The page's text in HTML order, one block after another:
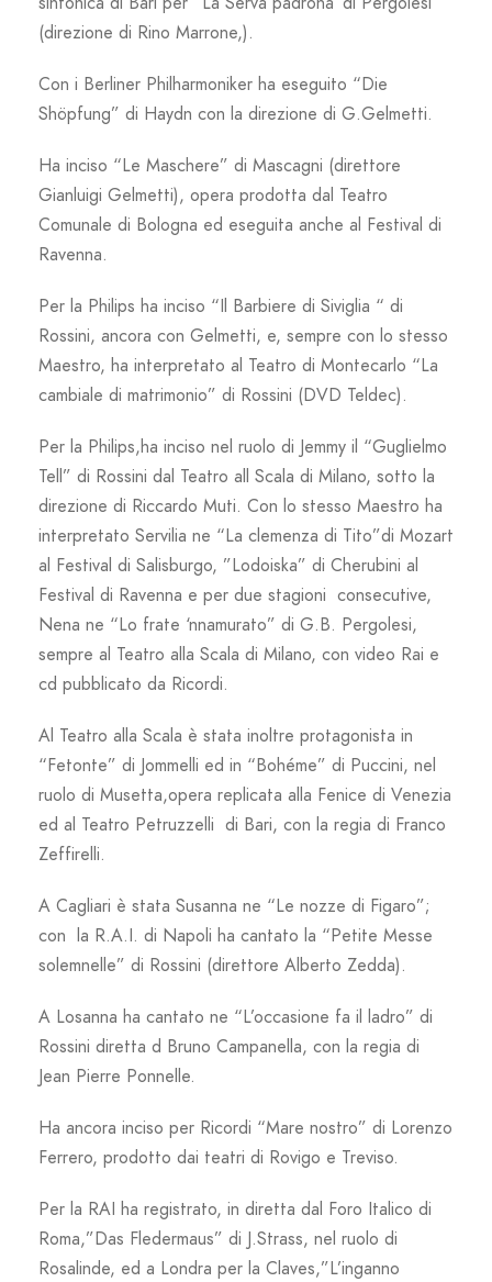
(direzione di Rino Marrone,).
Con i Berliner Philharmoniker ha eseguito “Die
Shöpfung” di Haydn con la direzione di G.Gelmetti.
Ha inciso “Le Maschere” di Mascagni (direttore
Gianluigi Gelmetti), opera prodotta dal Teatro
Comunale di Bologna ed eseguita anche al Festival di
Ravenna.
Per la Philips ha inciso “Il Barbiere di Siviglia “ di
Rossini, ancora con Gelmetti, e, sempre con lo stesso
Maestro, ha interpretato al Teatro di Montecarlo “La
cambiale di matrimonio” di Rossini (DVD Teldec).
Per la Philips,ha inciso nel ruolo di Jemmy il “Guglielmo
Tell” di Rossini dal Teatro all Scala di Milano, sotto la
direzione di Riccardo Muti. Con lo stesso Maestro ha
interpretato Servilia ne “La clemenza di Tito”di Mozart
al Festival di Salisburgo, ”Lodoiska” di Cherubini al
Festival di Ravenna e per due stagioni consecutive,
Nena ne “Lo frate ‘nnamurato” di G.B. Pergolesi,
sempre al Teatro alla Scala di Milano, con video Rai e
cd pubblicato da Ricordi.
Al Teatro alla Scala è stata inoltre protagonista in
“Fetonte” di Jommelli ed in “Bohéme” di Puccini, nel
ruolo di Musetta,opera replicata alla Fenice di Venezia
ed al Teatro Petruzzelli di Bari, con la regia di Franco
Zeffirelli.
A Cagliari è stata Susanna ne “Le nozze di Figaro”;
con la R.A.I. di Napoli ha cantato la “Petite Messe
solemnelle” di Rossini (direttore Alberto Zedda).
A Losanna ha cantato ne “L’occasione fa il ladro” di
Rossini diretta d Bruno Campanella, con la regia di
Jean Pierre Ponnelle.
Ha ancora inciso per Ricordi “Mare nostro” di Lorenzo
Ferrero, prodotto dai teatri di Rovigo e Treviso.
Per la RAI ha registrato, in diretta dal Foro Italico di
Roma,”Das Fledermaus” di J.Strass, nel ruolo di
Rosalinde, ed a Londra per la Claves,”L’inganno